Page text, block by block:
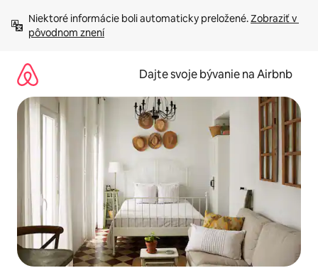
obsah.
Niektoré informácie boli automaticky preložené. Zobraziť v
pôvodnom znení
Dajte svoje bývanie na Airbnb